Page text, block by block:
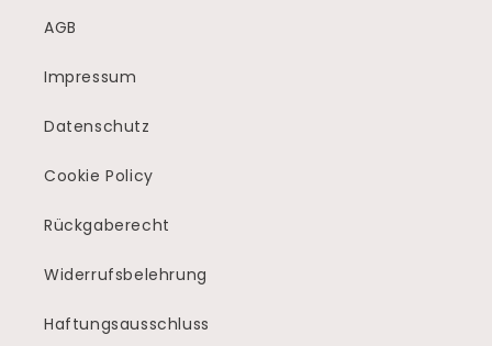
AGB
Impressum
Datenschutz
Cookie Policy
Rückgaberecht
Widerrufsbelehrung
Haftungsausschluss